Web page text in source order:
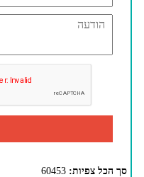
סך הכל צפיות: